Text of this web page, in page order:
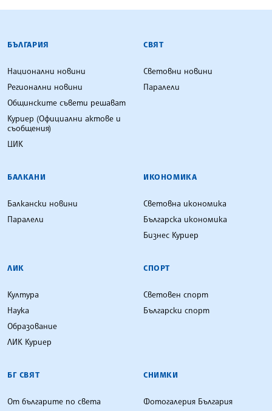
БЪЛГАРСКА ТЕЛЕГРАФНА АГЕНЦИЯ
БЪЛГАРИЯ
Национални новини
Регионални новини
Общинските съвети решават
Куриер (Официални актове и
съобщения)
ЦИК
СВЯТ
Световни новини
Паралели
БАЛКАНИ
Балкански новини
Паралели
ИКОНОМИКА
Световна икономика
Българска икономика
Бизнес Куриер
ЛИК
Култура
Наука
Образование
ЛИК Куриер
СПОРТ
Световен спорт
Български спорт
БГ СВЯТ
От българите по света
СНИМКИ
Фотогалерия България